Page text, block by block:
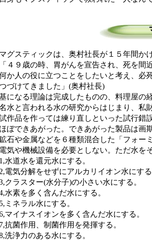
スティックは、奥村社長が１５年間か
９歳の時、胃がんを宣告され、死を間
人の役に立つことをしたいと考え、必
けてきました」(奥村社長)
なる理論は完成したものの、料理屋の
と言われる水の研究からはじまり、私
品を作っては練り直しといった試行錯
できあがった。できあがった製品は画
や金属などを６種類混合した「フォー
や機械設備を必要としない。ただ水を
道水を還元水にする。
気分解をせずにアルカリイオン水にす
ラスター(水分子)の小さい水にする。
素を多く含んだ水にする。
ネラル水にする。
イナスイオンを多く含んだ水にする。
菌作用、制菌作用を発揮する。
浄力のある水にする。